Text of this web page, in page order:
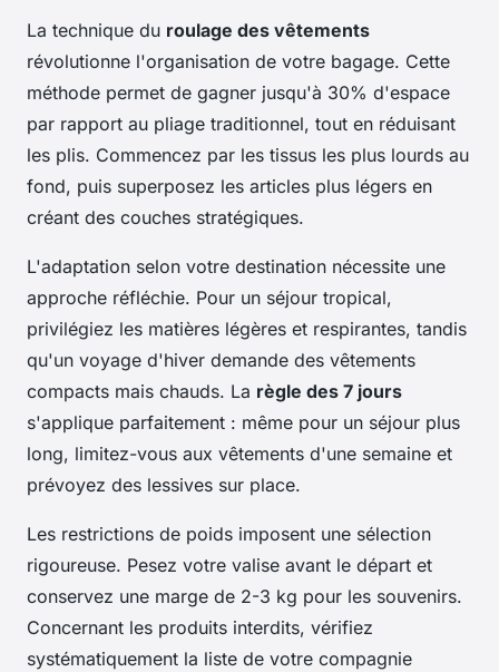
La technique du roulage des vêtements
révolutionne l'organisation de votre bagage. Cette
méthode permet de gagner jusqu'à 30% d'espace
par rapport au pliage traditionnel, tout en réduisant
les plis. Commencez par les tissus les plus lourds au
fond, puis superposez les articles plus légers en
créant des couches stratégiques.
L'adaptation selon votre destination nécessite une
approche réfléchie. Pour un séjour tropical,
privilégiez les matières légères et respirantes, tandis
qu'un voyage d'hiver demande des vêtements
compacts mais chauds. La règle des 7 jours
s'applique parfaitement : même pour un séjour plus
long, limitez-vous aux vêtements d'une semaine et
prévoyez des lessives sur place.
Les restrictions de poids imposent une sélection
rigoureuse. Pesez votre valise avant le départ et
conservez une marge de 2-3 kg pour les souvenirs.
Concernant les produits interdits, vérifiez
systématiquement la liste de votre compagnie